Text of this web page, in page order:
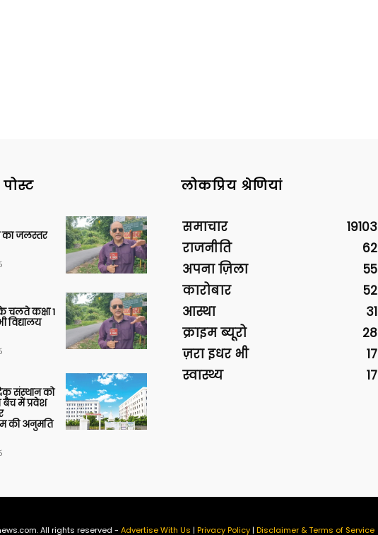
का जलस्तर
चलते कक्षा 1
संस्थान को
बैच में प्रवेश
की अनुमति
लोकप्रिय श्रेणियां
समाचार
19103
राजनीति
62
अपना ज़िला
55
कारोबार
52
आस्था
31
क्राइम ब्यूरो
28
ज़रा इधर भी
17
स्वास्थ्य
17
All rights reserved - Advertise With Us | Privacy Policy| Disclaimer & Terms of Service